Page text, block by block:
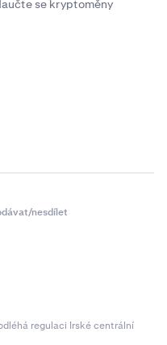
se kryptoměny
nesdílet
regulaci Irské centrální